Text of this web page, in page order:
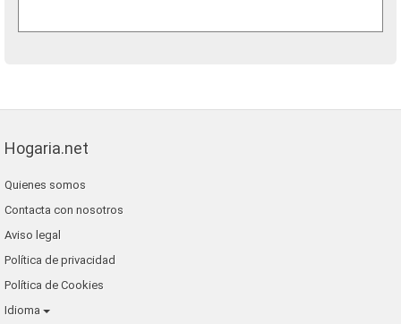
Hogaria.net
Quienes somos
Contacta con nosotros
Aviso legal
Política de privacidad
Política de Cookies
Idioma